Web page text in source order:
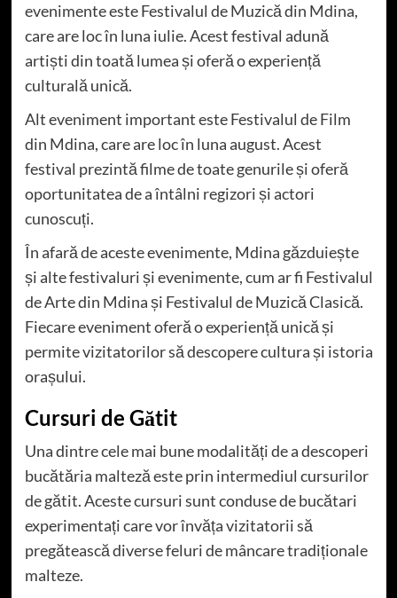
evenimente este Festivalul de Muzică din Mdina,
care are loc în luna iulie. Acest festival adună
artiști din toată lumea și oferă o experiență
culturală unică.
Alt eveniment important este Festivalul de Film
din Mdina, care are loc în luna august. Acest
festival prezintă filme de toate genurile și oferă
oportunitatea de a întâlni regizori și actori
cunoscuți.
În afară de aceste evenimente, Mdina găzduiește
și alte festivaluri și evenimente, cum ar fi Festivalul
de Arte din Mdina și Festivalul de Muzică Clasică.
Fiecare eveniment oferă o experiență unică și
permite vizitatorilor să descopere cultura și istoria
orașului.
Cursuri de Gătit
Una dintre cele mai bune modalități de a descoperi
bucătăria malteză este prin intermediul cursurilor
de gătit. Aceste cursuri sunt conduse de bucătari
experimentați care vor învăța vizitatorii să
pregătească diverse feluri de mâncare tradiționale
malteze.